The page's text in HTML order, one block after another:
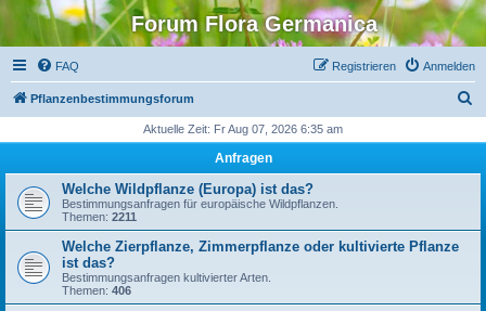
Forum Flora Germanica
FAQ Anmelden
Registrieren
Pflanzenbestimmungsforum
h
Aktuelle Zeit: Fr Aug 07, 2026 6:35 am
Anfragen
Welche Wildpflanze (Europa) ist das?
Bestimmungsanfragen für europäische Wildpflanzen.
Themen: 2211
Welche Zierpflanze, Zimmerpflanze oder kultivierte Pflanze
ist das?
Bestimmungsanfragen kultivierter Arten.
Themen: 406